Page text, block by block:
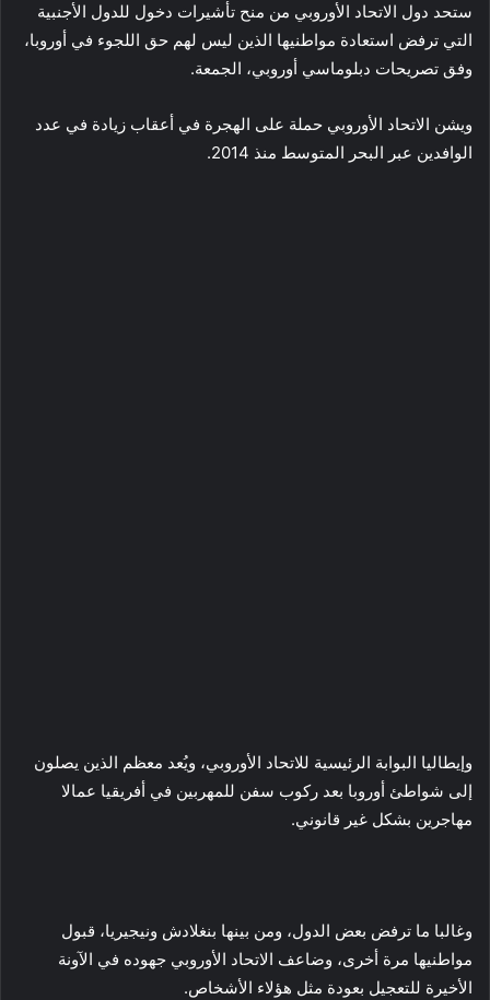
ستحد دول الاتحاد الأوروبي من منح تأشيرات دخول للدول الأجنبية
التي ترفض استعادة مواطنيها الذين ليس لهم حق اللجوء في أوروبا،
وفق تصريحات دبلوماسي أوروبي، الجمعة.
ويشن الاتحاد الأوروبي حملة على الهجرة في أعقاب زيادة في عدد
الوافدين عبر البحر المتوسط منذ 2014.
وإيطاليا البوابة الرئيسية للاتحاد الأوروبي، ويُعد معظم الذين يصلون
إلى شواطئ أوروبا بعد ركوب سفن للمهربين في أفريقيا عمالا
مهاجرين بشكل غير قانوني.
وغالبا ما ترفض بعض الدول، ومن بينها بنغلادش ونيجيريا، قبول
مواطنيها مرة أخرى، وضاعف الاتحاد الأوروبي جهوده في الآونة
الأخيرة للتعجيل بعودة مثل هؤلاء الأشخاص.